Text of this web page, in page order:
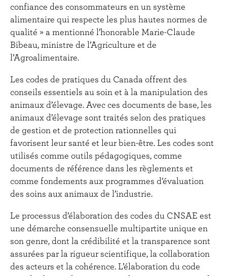
confiance des consommateurs en un système
alimentaire qui respecte les plus hautes normes de
qualité » a mentionné l’honorable Marie-Claude
Bibeau, ministre de l’Agriculture et de
l’Agroalimentaire.
Les codes de pratiques du Canada offrent des
conseils essentiels au soin et à la manipulation des
animaux d’élevage. Avec ces documents de base, les
animaux d’élevage sont traités selon des pratiques
de gestion et de protection rationnelles qui
favorisent leur santé et leur bien-être. Les codes sont
utilisés comme outils pédagogiques, comme
documents de référence dans les règlements et
comme fondements aux programmes d’évaluation
des soins aux animaux de l’industrie.
Le processus d’élaboration des codes du CNSAE est
une démarche consensuelle multipartite unique en
son genre, dont la crédibilité et la transparence sont
assurées par la rigueur scientifique, la collaboration
des acteurs et la cohérence. L’élaboration du code